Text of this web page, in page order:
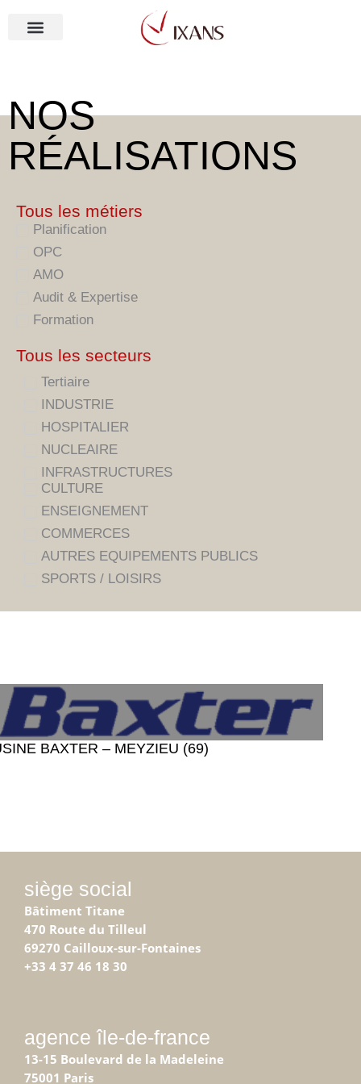
NOS
RÉALISATIONS
Tous les métiers
Planification
OPC
AMO
Audit & Expertise
Formation
Tous les secteurs
Tertiaire
INDUSTRIE
HOSPITALIER
NUCLEAIRE
INFRASTRUCTURES
CULTURE
ENSEIGNEMENT
COMMERCES
AUTRES EQUIPEMENTS PUBLICS
SPORTS / LOISIRS
BAXTER – MEYZIEU (69)
siège social
Bâtiment Titane
470 Route du Tilleul
69270 Cailloux-sur-Fontaines
+33 4 37 46 18 30
agence île-de-france
13-15 Boulevard de la Madeleine
75001 Paris